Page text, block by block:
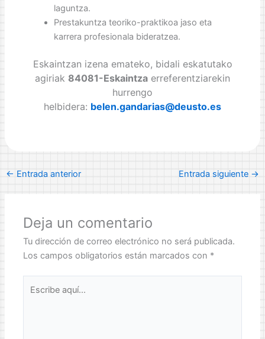
laguntza.
Prestakuntza teoriko-praktikoa jaso eta
karrera profesionala bideratzea.
Eskaintzan izena emateko, bidali eskatutako
agiriak 84081-Eskaintza erreferentziarekin
hurrengo
helbidera: belen.gandarias@deusto.es
←Entrada anterior Entrada siguiente→
Deja un comentario
Tu dirección de correo electrónico no será publicada.
Los campos obligatorios están marcados con *
aquí...